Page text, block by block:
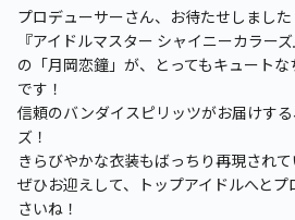
プロデューサーさん、お待たせしました
『アイドルマスター シャイニーカラー
の「月岡恋鐘」が、とってもキュート
です！
信頼のバンダイスピリッツがお届けす
ズ！
きらびやかな衣装もばっちり再現されて
ぜひお迎えして、トップアイドルへと
さいね！